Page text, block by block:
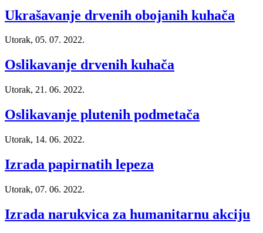
Ukrašavanje drvenih obojanih kuhača
Utorak, 05. 07. 2022.
Oslikavanje drvenih kuhača
Utorak, 21. 06. 2022.
Oslikavanje plutenih podmetača
Utorak, 14. 06. 2022.
Izrada papirnatih lepeza
Utorak, 07. 06. 2022.
Izrada narukvica za humanitarnu akciju